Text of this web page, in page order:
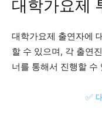
대학가요제
대학가요제 출연자에
할 수 있으며, 각 출연
너를 통해서 진행할 수
✅